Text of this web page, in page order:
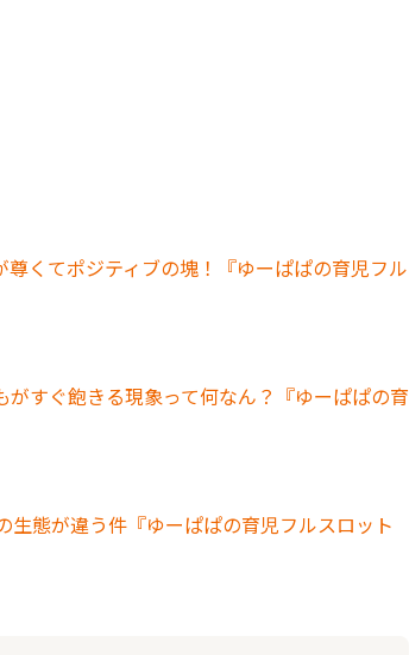
くてポジティブの塊！『ゆーぱぱの育児フル
すぐ飽きる現象って何なん？『ゆーぱぱの育
生態が違う件『ゆーぱぱの育児フルスロット